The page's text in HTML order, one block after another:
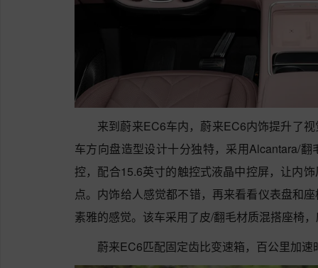
来到蔚来EC6车内，蔚来EC6内饰提升了
车方向盘造型设计十分独特，采用Alcantara/
控，配合15.6英寸的触控式液晶中控屏，让内
点。内饰给人感觉都不错，再来看看仪表盘和
素雅的感觉。该车采用了皮/翻毛材质混搭座椅
蔚来EC6匹配固定齿比变速箱，百公里加